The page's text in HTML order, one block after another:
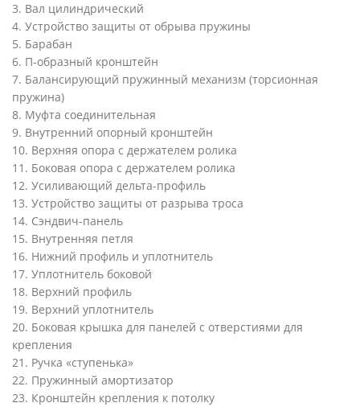
3. Вал цилиндрический
4. Устройство защиты от обрыва пружины
5. Барабан
6. П-образный кронштейн
7. Балансирующий пружинный механизм (торсионная
пружина)
8. Муфта соединительная
9. Внутренний опорный кронштейн
10. Верхняя опора с держателем ролика
11. Боковая опора с держателем ролика
12. Усиливающий дельта-профиль
13. Устройство защиты от разрыва троса
14. Сэндвич-панель
15. Внутренняя петля
16. Нижний профиль и уплотнитель
17. Уплотнитель боковой
18. Верхний профиль
19. Верхний уплотнитель
20. Боковая крышка для панелей с отверстиями для
крепления
21. Ручка «ступенька»
22. Пружинный амортизатор
23. Кронштейн крепления к потолку